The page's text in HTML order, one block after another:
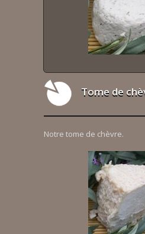
Tome de
Notre tome de chèvre.